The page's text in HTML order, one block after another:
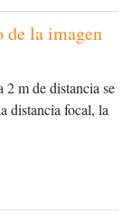
de la imagen
2 m de distancia se
distancia focal, la